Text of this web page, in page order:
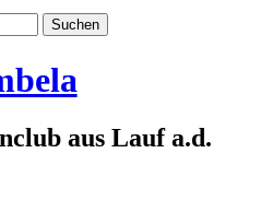
aus Lauf a.d.